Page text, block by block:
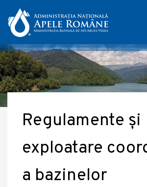
Regulamente și
exploatare
a bazinelor